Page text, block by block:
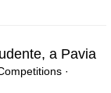
a Pavia
·